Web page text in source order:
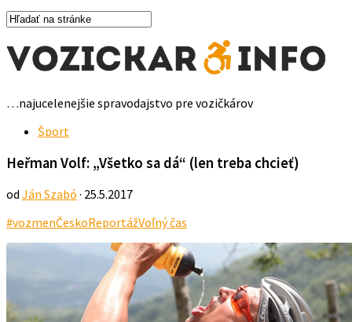
…najucelenejšie spravodajstvo pre vozičkárov
Šport
Heřman Volf: „Všetko sa dá“ (len treba chcieť)
od Ján Szabó · 25.5.2017
#vozmenČeskoReportážVoľný čas